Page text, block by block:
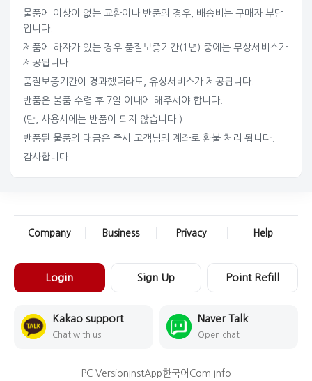
물품에 이상이 없는 교환이나 반품의 경우, 배송비는 구매자 부담
입니다.
제품에 하자가 있는 경우 품질보증기간(1년) 중에는 무상서비스가
제공됩니다.
품질보증기간이 경과했더라도, 유상서비스가 제공됩니다.
반품은 물품 수령 후 7일 이내에 해주셔야 합니다.
(단, 사용시에는 반품이 되지 않습니다.)
반품된 물품의 대금은 즉시 고객님의 계좌로 환불 처리 됩니다.
감사합니다.
Company Business Privacy Help
Login Sign Up Point Refill
Kakao support
Chat with us
Naver Talk
Open chat
PC VersionInstApp한국어 Com Info